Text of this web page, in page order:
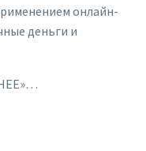
онлайн-
деньги и